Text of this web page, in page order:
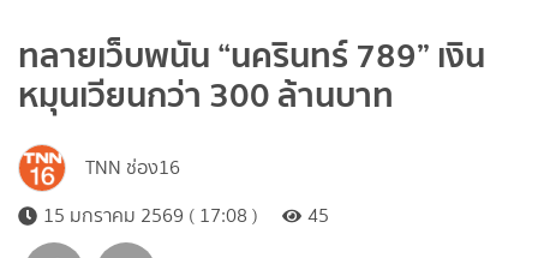
ทลายเว็บพนัน “นครินทร์ 789” เงิน
หมุนเวียนกว่า 300 ล้านบาท
TNN ช่อง16
15 มกราคม 2569 ( 17:08 )
45